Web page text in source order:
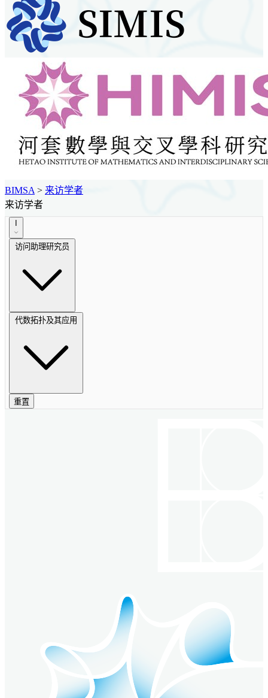
BIMSA > 来访学者
来访学者
访问助理研究员
代数拓扑及其应用
重置